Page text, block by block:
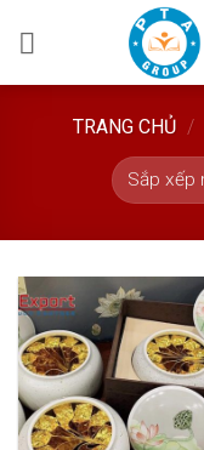
TRANG CHỦ /